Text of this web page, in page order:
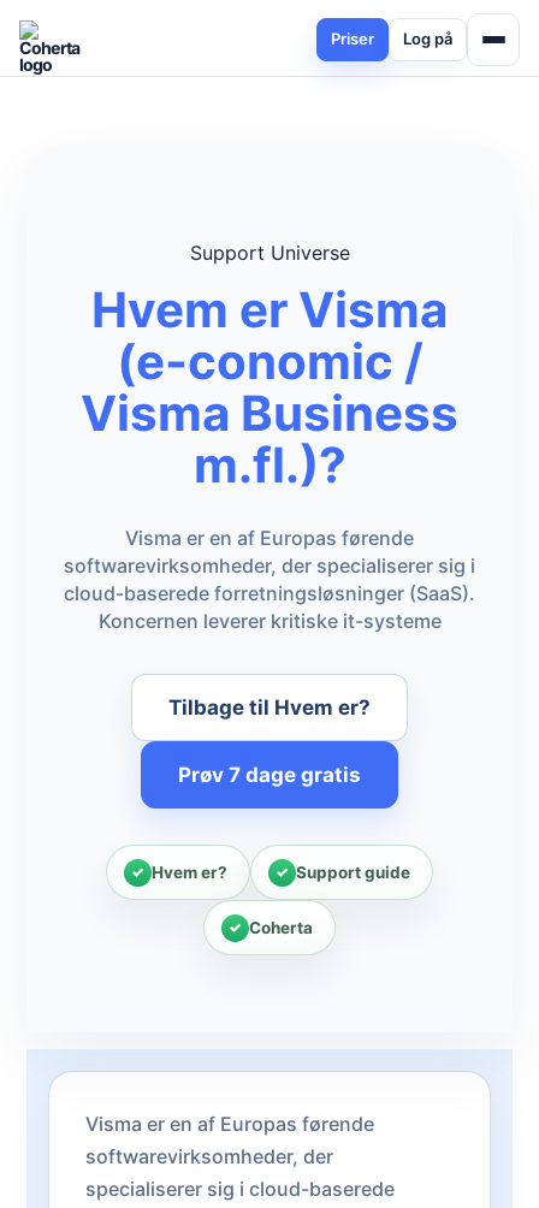
Priser Log på
Support Universe
Hvem er Visma
(e-conomic /
Visma Business
m.fl.)?
Visma er en af Europas førende
softwarevirksomheder, der specialiserer sig i
cloud-baserede forretningsløsninger (SaaS).
Koncernen leverer kritiske it-systeme
Tilbage til Hvem er?
Prøv 7 dage gratis
Hvem er? Support guide
Coherta
Visma er en af Europas førende
softwarevirksomheder, der
specialiserer sig i cloud-baserede